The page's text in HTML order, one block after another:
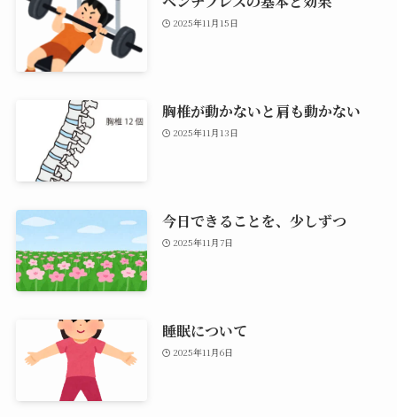
2025年11月15日
胸椎が動かないと肩も動かない
2025年11月13日
今日できることを、少しずつ
2025年11月7日
睡眠について
2025年11月6日